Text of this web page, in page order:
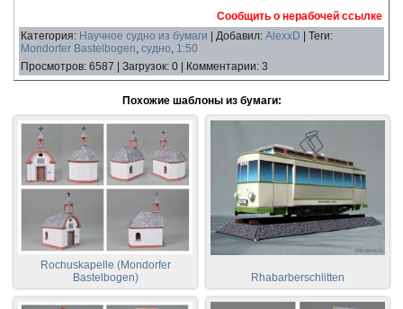
Сообщить о нерабочей ссылке
Категория: Научное судно из бумаги Добавил: AlexxD Теги:
Mondorfer Bastelbogen, судно, 1:50
Просмотров: 6587 Загрузок: 0 Комментарии: 3
Похожие шаблоны из бумаги:
Rochuskapelle (Mondorfer
Bastelbogen)
Rhabarberschlitten